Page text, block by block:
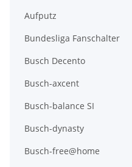
Aufputz
Bundesliga Fanschalter
Busch Decento
Busch-axcent
Busch-balance SI
Busch-dynasty
Busch-free@home